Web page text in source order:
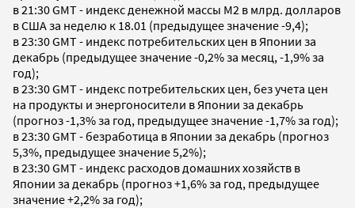
в 21:30 GMT - индекс денежной массы М2 в млрд. долларов
в США за неделю к 18.01 (предыдущее значение -9,4);
в 23:30 GMT - индекс потребительских цен в Японии за
декабрь (предыдущее значение -0,2% за месяц, -1,9% за
год);
в 23:30 GMT - индекс потребительских цен, без учета цен
на продукты и энергоносители в Японии за декабрь
(прогноз -1,3% за год, предыдущее значение -1,7% за год);
в 23:30 GMT - безработица в Японии за декабрь (прогноз
5,3%, предыдущее значение 5,2%);
в 23:30 GMT - индекс расходов домашних хозяйств в
Японии за декабрь (прогноз +1,6% за год, предыдущее
значение +2,2% за год);